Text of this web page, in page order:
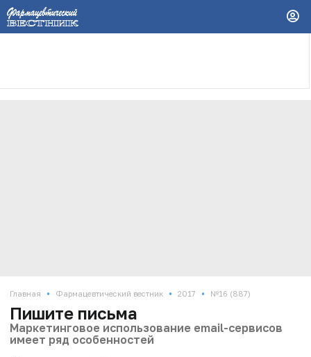
Главная • Фармацевтический вестник • 2017 • №16 (887)
Пишите письма
Маркетинговое использование email-сервисов
имеет ряд особенностей